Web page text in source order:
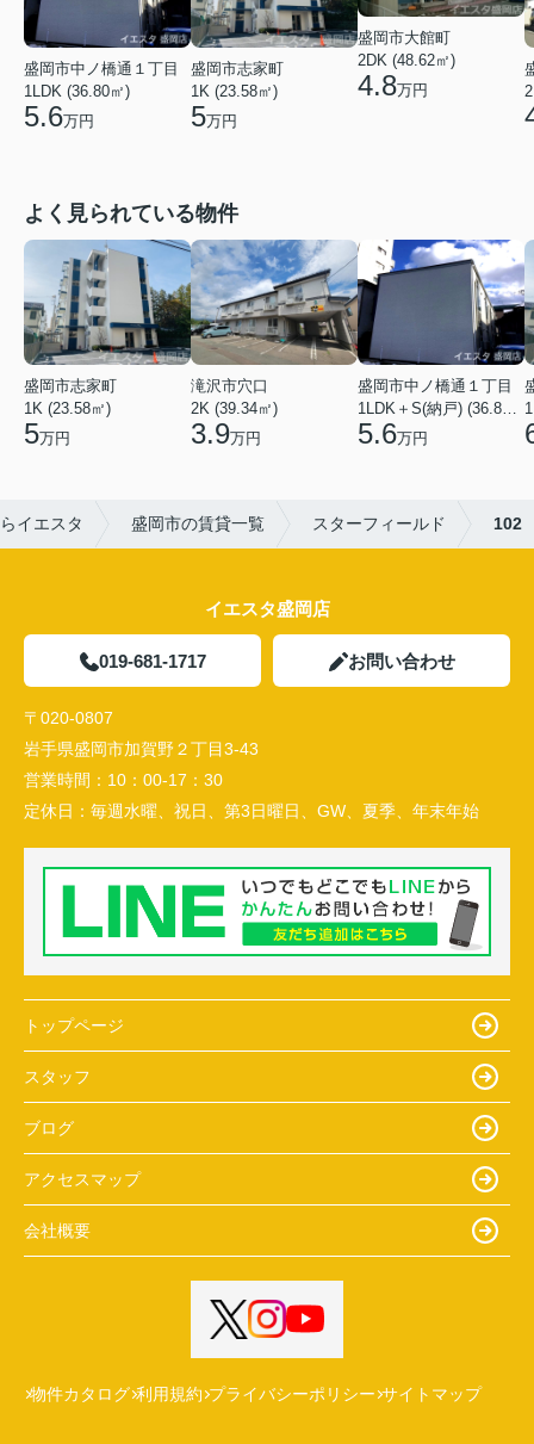
盛岡市中ノ橋通１丁目
1LDK (36.80㎡)
5.6万円
盛岡市志家町
1K (23.58㎡)
5万円
盛岡市大館町
2DK (48.62㎡)
4.8万円
よく見られている物件
盛岡市志家町
1K (23.58㎡)
5万円
滝沢市穴口
2K (39.34㎡)
3.9万円
盛岡市中ノ橋通１丁目
1LDK＋S(納戸) (36.80㎡)
5.6万円
イエスタ 盛岡市の賃貸一覧 スターフィールド 102
イエスタ盛岡店
019-681-1717 お問い合わせ
〒020-0807
岩手県盛岡市加賀野２丁目3-43
営業時間： 10：00-17：30
定休日： 毎週水曜、祝日、第3日曜日、GW、夏季、年末年始
トップページ
スタッフ
ブログ
アクセスマップ
会社概要
物件カタログ 利用規約 プライバシーポリシー サイトマップ